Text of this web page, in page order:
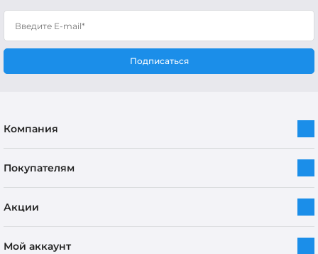
Подписаться
Компания
Покупателям
Акции
Мой аккаунт